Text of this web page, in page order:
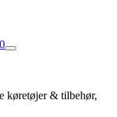
0
køretøjer & tilbehør,